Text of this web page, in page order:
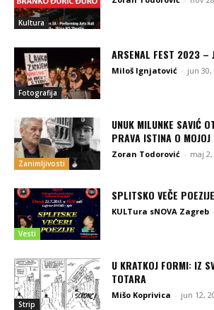
Kultura
Fotografija
ARSENAL FEST 2023 –
Miloš Ignjatović - jun 30,
Zanimljivosti
UNUK MILUNKE SAVIĆ
PRAVA ISTINA O
Zoran Todorović - maj 2,
Vesti
SPLITSKO VEČE POEZIJE
KULTura sNOVA Zagreb -
Strip
U KRATKOJ FORMI: IZ
TOTARA
Mišo Koprivica - jun 12,